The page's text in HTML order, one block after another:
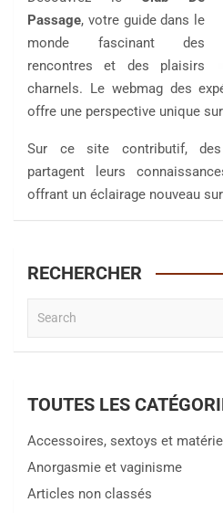
Passage, votre guide dans le
monde fascinant des
rencontres et des plaisirs
charnels. Le webmag des
offre une perspective unique
Sur ce site contributif, des
partagent leurs
offrant un éclairage nouveau
RECHERCHER
a
c
TOUTES LES
Accessoires, sextoys et
Anorgasmie et vaginisme
Articles non classés